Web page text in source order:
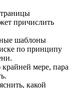
причислить
шаблоны
по принципу
мере, пара
какой